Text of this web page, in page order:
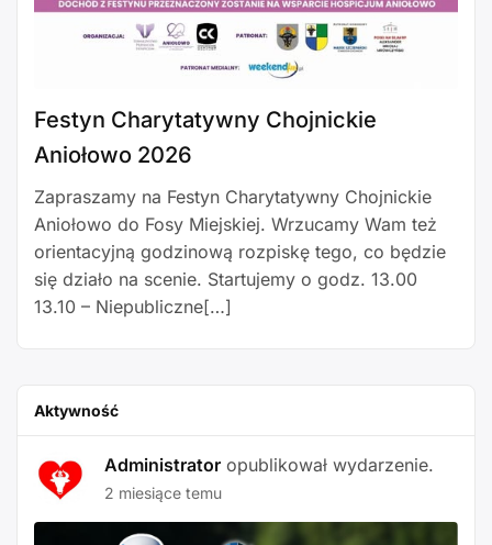
Festyn Charytatywny Chojnickie
Aniołowo 2026
Zapraszamy na Festyn Charytatywny Chojnickie
Aniołowo do Fosy Miejskiej. Wrzucamy Wam też
orientacyjną godzinową rozpiskę tego, co będzie
się działo na scenie. Startujemy o godz. 13.00
13.10 – Niepubliczne[…]
Aktywność
Administrator opublikował wydarzenie.
2 miesiące temu